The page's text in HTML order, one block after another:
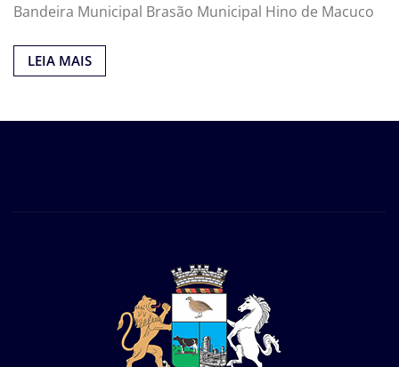
Bandeira Municipal Brasão Municipal Hino de Macuco
LEIA MAIS